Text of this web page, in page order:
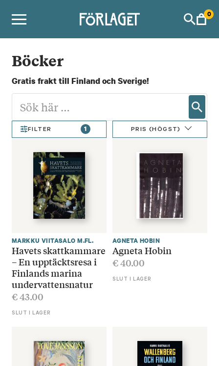
0
Böcker
Gratis frakt till Finland och Sverige!
FILTER 1 PRIS (HÖGST)
MARKKU VIITASALO M.FL.
Havets skattkammare
– En upptäcktsresa i
Finlands marina
undervattensnatur
€43.00
SLUT I LAGER
AGNETA HOBIN
Agneta Hobin
€40.00
SLUT I LAGER